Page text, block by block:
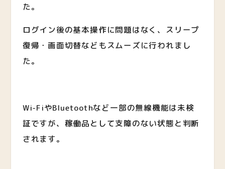
た。
ログイン後の基本操作に問題はなく、スリープ
復帰・画面切替などもスムーズに行われまし
た。
Wi-FiやBluetoothなど一部の無線機能は未検
証ですが、稼働品として支障のない状態と判断
されます。